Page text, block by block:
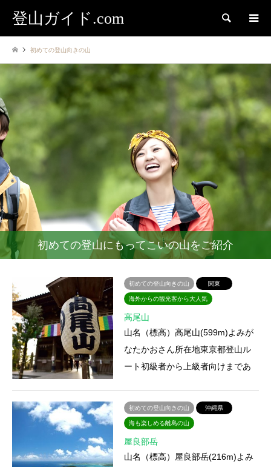
登山ガイド.com 検索
初めての登山向きの山
初めての登山にもってこいの山をご紹介
初めての登山向きの山 関東
海外からの観光客から大人気
高尾山
山名（標高）高尾山(599m)よみが
なたかおさん所在地東京都登山ル
ート初級者から上級者向けまであ
などのハイキングコースに加…
初めての登山向きの山 沖縄県
海も楽しめる離島の山
屋良部岳
山名（標高）屋良部岳(216m)よみ